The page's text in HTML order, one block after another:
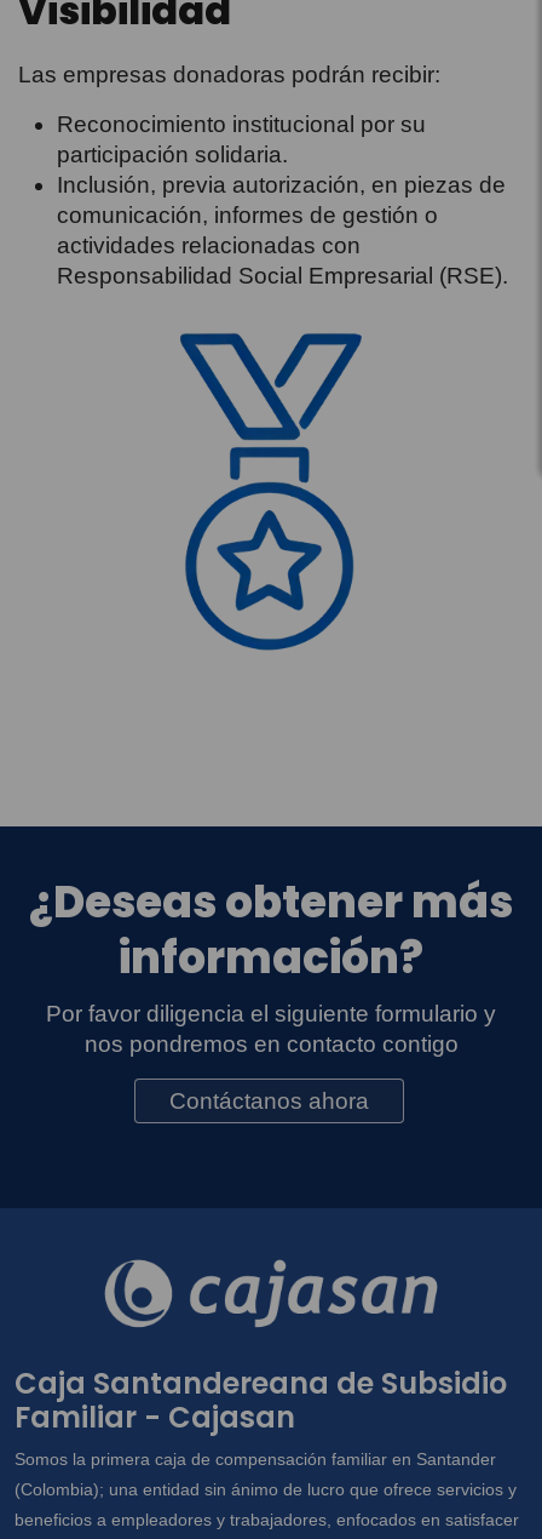
Las empresas donadoras podrán recibir:
Reconocimiento institucional por su
participación solidaria.
Inclusión, previa autorización, en piezas de
comunicación, informes de gestión o
actividades relacionadas con
Responsabilidad Social Empresarial (RSE).
¿Deseas obtener más
información?
Por favor diligencia el siguiente formulario y
nos pondremos en contacto contigo
Contáctanos ahora
Caja Santandereana de Subsidio
Familiar - Cajasan
Somos la primera caja de compensación familiar en Santander
(Colombia); una entidad sin ánimo de lucro que ofrece servicios y
beneficios a empleadores y trabajadores, enfocados en satisfacer